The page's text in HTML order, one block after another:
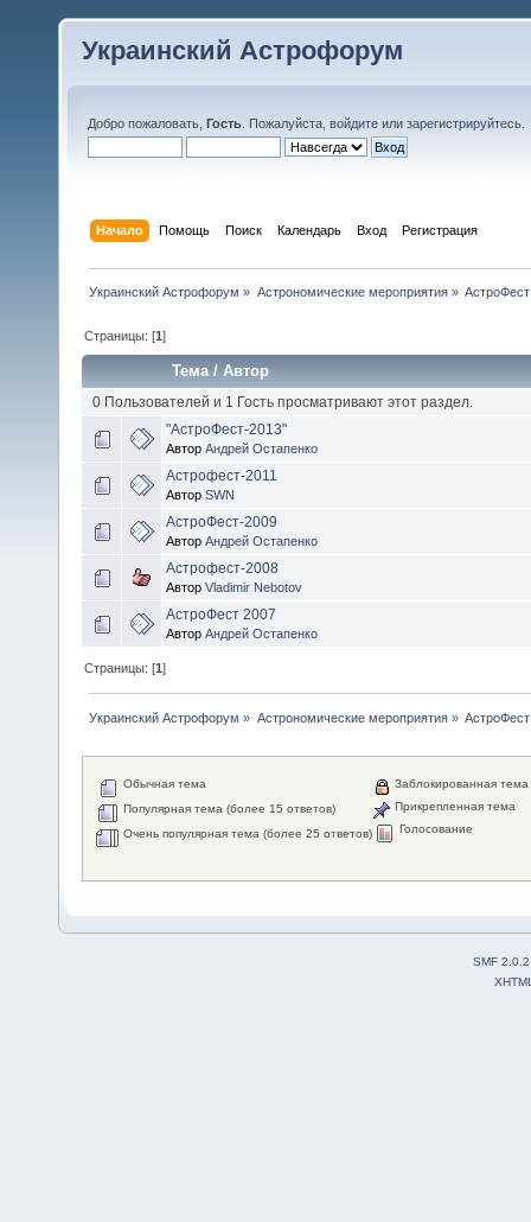
Украинский Астрофорум
Добро пожаловать, Гость . Пожалуйста, войдите или зарегистрируйтесь
Начало Помощь Поиск Календарь Вход Регистрация
Украинский Астрофорум » Астрономические мероприятия» АстроФест
Страницы: [1]
Тема/Автор
0 Пользователей и 1 Гость просматривают этот раздел.
"АстроФест-2013"
Автор Андрей Остапенко
Астрофест-2011
Автор SWN
АстроФест-2009
Автор Андрей Остапенко
Астрофест-2008
Автор Vladimir Nebotov
АстроФест 2007
Автор Андрей Остапенко
Страницы: [1]
Украинский Астрофорум » Астрономические мероприятия» АстроФест
Обычная тема
Популярная тема (более 15 ответов)
Очень популярная тема (более 25 ответов)
Заблокированная тема
Прикрепленная тема
Голосование
SMF 2.0.2